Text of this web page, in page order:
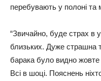
перебувають у полоні та
“Звичайно, буде страх в
близьких. Дуже страшна
барака було видно жовте
Всі в шоці. Пояснень